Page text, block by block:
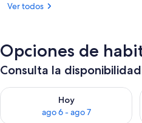
Ver todos
Opciones de
Consulta la
Hoy
ago 6 - ago 7
Consulta la disponibilidad para